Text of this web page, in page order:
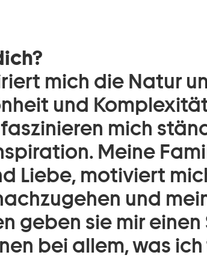
mich die Natur
und
mich
Meine
Liebe, motiviert
und
geben sie mir einen
bei allem, was ich